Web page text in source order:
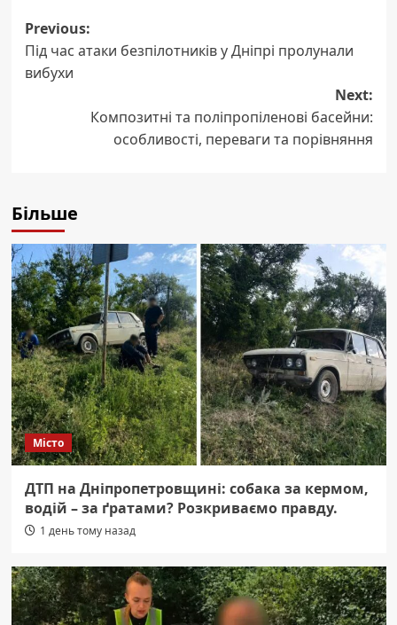
Post
navigation
Previous:
Під час атаки безпілотників у Дніпрі пролунали
вибухи
Next:
Композитні та поліпропіленові басейни:
особливості, переваги та порівняння
Більше
Місто
ДТП на Дніпропетровщині: собака за кермом,
водій – за ґратами? Розкриваємо правду.
1 день тому назад